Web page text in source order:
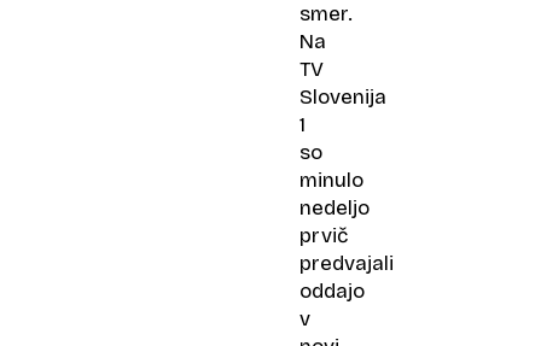
smer.
Na
TV
Slovenija
1
so
minulo
nedeljo
prvič
predvajali
oddajo
v